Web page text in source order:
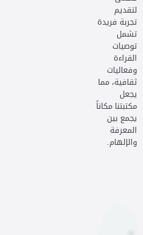
لتقديم
تجربة فريدة
تشمل
توصيات
القراءة
وفعاليات
ثقافية، مما
يجعل
مكتبتنا مكاناً
يجمع بين
المعرفة
والإلهام.